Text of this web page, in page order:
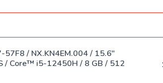
/ NX.KN4EM.004 / 15.6"
/ Core™ i5-12450H / 8 GB / 512